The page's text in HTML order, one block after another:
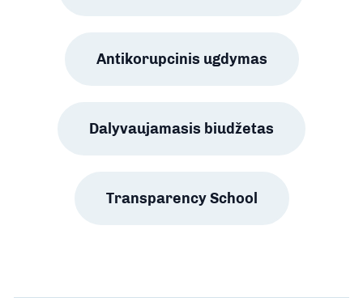
Antikorupcinis ugdymas
Dalyvaujamasis biudžetas
Transparency School